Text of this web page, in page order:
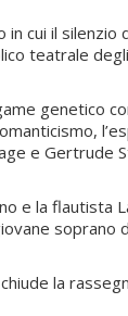
cui il silenzio
teatrale
genetico
e Gertrude
e la flautista
soprano
la